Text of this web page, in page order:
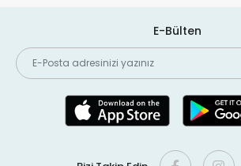
E-Bülten